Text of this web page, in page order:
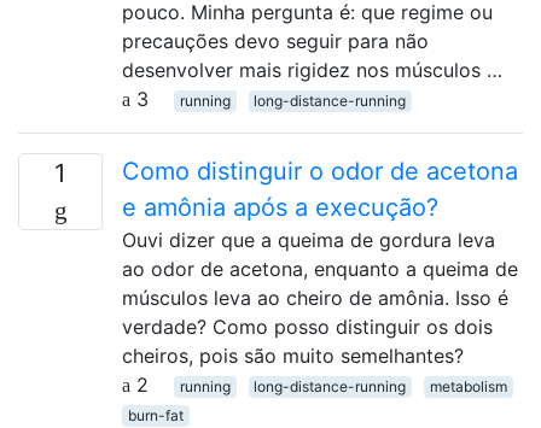
pouco. Minha pergunta é: que regime ou
precauções devo seguir para não
desenvolver mais rigidez nos músculos …
3
running long-distance-running
1
Como distinguir o odor de acetona
e amônia após a execução?
Ouvi dizer que a queima de gordura leva
ao odor de acetona, enquanto a queima de
músculos leva ao cheiro de amônia. Isso é
verdade? Como posso distinguir os dois
cheiros, pois são muito semelhantes?
2
running long-distance-running
metabolism
burn-fat